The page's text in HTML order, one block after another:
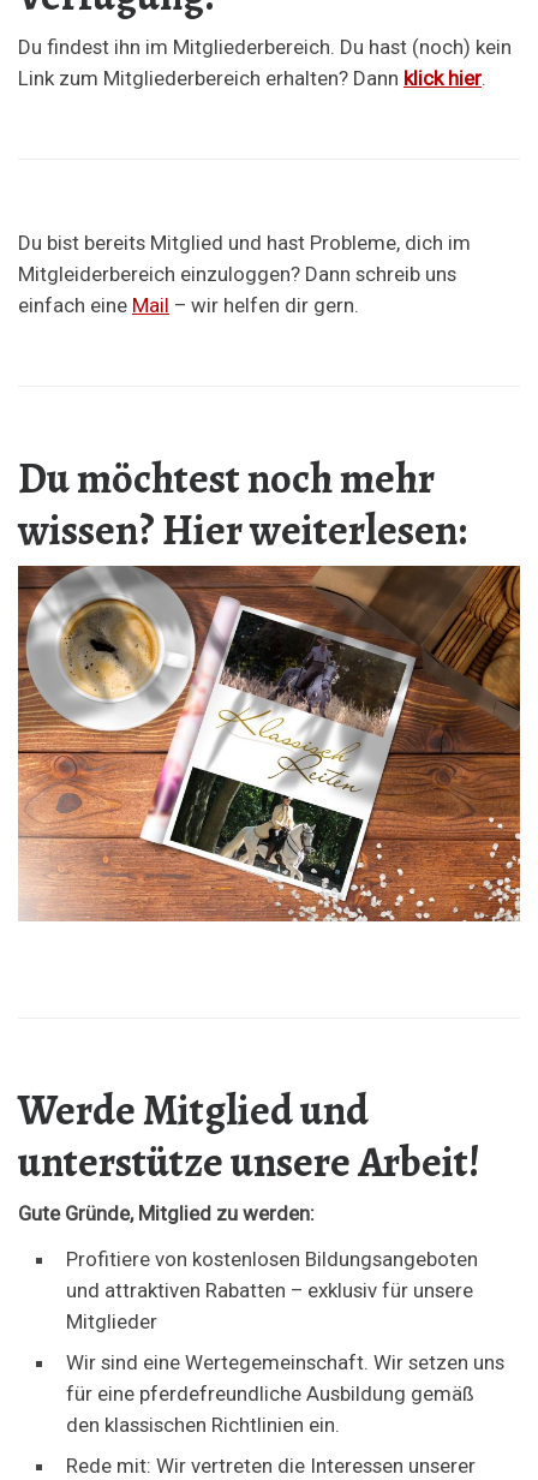
Du findest ihn im Mitgliederbereich. Du hast (noch) kein
Link zum Mitgliederbereich erhalten? Dann klick hier.
Du bist bereits Mitglied und hast Probleme, dich im
Mitgleiderbereich einzuloggen? Dann schreib uns
einfach eine Mail – wir helfen dir gern.
Du möchtest noch mehr
wissen? Hier weiterlesen:
Werde Mitglied und
unterstütze unsere Arbeit!
Gute Gründe, Mitglied zu werden:
Profitiere von kostenlosen Bildungsangeboten
und attraktiven Rabatten – exklusiv für unsere
Mitglieder
Wir sind eine Wertegemeinschaft. Wir setzen uns
für eine pferdefreundliche Ausbildung gemäß
den klassischen Richtlinien ein.
Rede mit: Wir vertreten die Interessen unserer